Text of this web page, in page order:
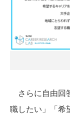
さらに自由回
職したい」「希